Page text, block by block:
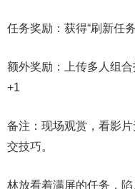
任务奖励：获得“刷新任
额外奖励：上传多人组
+1
备注：现场观赏，看影
交技巧。
林放看着满屏的任务，陷